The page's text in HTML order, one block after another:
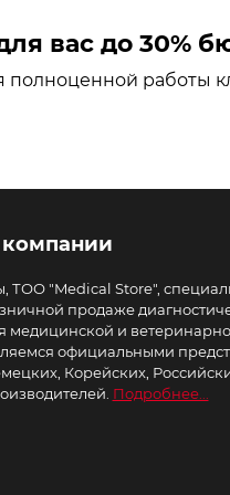
вас до 30%
полноценной работы
ТОО "Medical Store",
продаже
медицинской и
официальными
Корейских,
Подробнее...